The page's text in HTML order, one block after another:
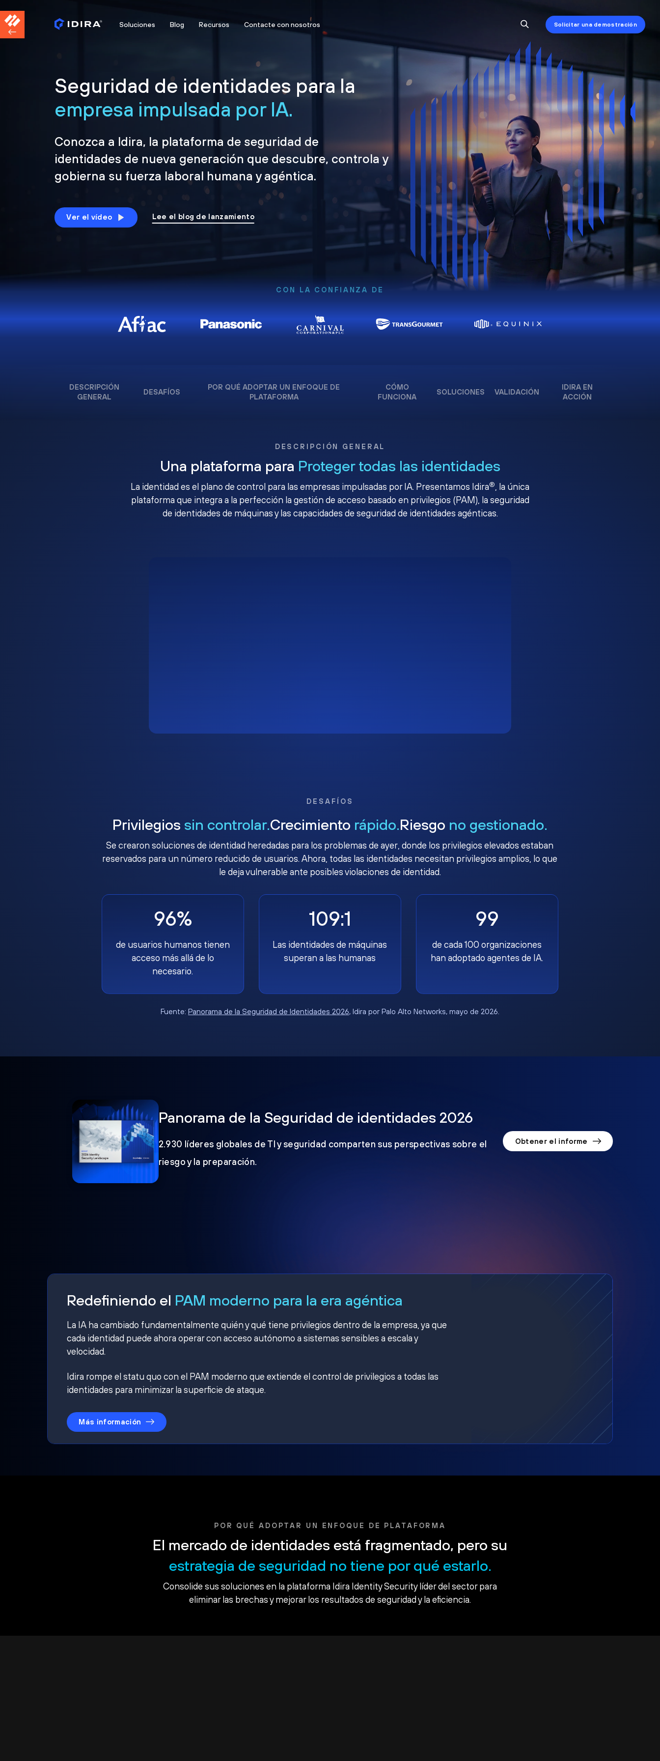
Soluciones Blog Recursos Contacte con nosotros Solicitar una demostración
Seguridad de identidades para la
empresa impulsada por IA.
Conozca a Idira, la plataforma de seguridad de
identidades de nueva generación que descubre, controla y
gobierna su fuerza laboral humana y agéntica.
Ver el vídeo Lee el blog de lanzamiento
CON LA CONFIANZA DE
DESCRIPCIÓN
GENERAL
DESAFÍOS
POR QUÉ ADOPTAR UN ENFOQUE DE
PLATAFORMA
CÓMO
FUNCIONA
SOLUCIONES VALIDACIÓN
IDIRA EN
ACCIÓN
DESCRIPCIÓN GENERAL
Una plataforma para Proteger todas las identidades
La identidad es el plano de control para las empresas impulsadas por IA. Presentamos Idira®, la única
plataforma que integra a la perfección la gestión de acceso basado en privilegios (PAM), la seguridad
de identidades de máquinas y las capacidades de seguridad de identidades agénticas.
DESAFÍOS
Privilegios sin controlar.Crecimiento rápido.Riesgo no gestionado.
Se crearon soluciones de identidad heredadas para los problemas de ayer, donde los privilegios elevados estaban
reservados para un número reducido de usuarios. Ahora, todas las identidades necesitan privilegios amplios, lo que
le deja vulnerable ante posibles violaciones de identidad.
96%
de usuarios humanos tienen
acceso más allá de lo
necesario.
109:1
Las identidades de máquinas
superan a las humanas
99
de cada 100 organizaciones
han adoptado agentes de IA.
Fuente: Panorama de la Seguridad de Identidades 2026, Idira por Palo Alto Networks, mayo de 2026.
Panorama de la Seguridad de identidades 2026
2.930 líderes globales de TI y seguridad comparten sus perspectivas sobre el
riesgo y la preparación.
Obtener el informe
Redefiniendo el PAM moderno para la era agéntica
La IA ha cambiado fundamentalmente quién y qué tiene privilegios dentro de la empresa, ya que
cada identidad puede ahora operar con acceso autónomo a sistemas sensibles a escala y
velocidad.
Idira rompe el statu quo con el PAM moderno que extiende el control de privilegios a todas las
identidades para minimizar la superficie de ataque.
Más información
POR QUÉ ADOPTAR UN ENFOQUE DE PLATAFORMA
El mercado de identidades está fragmentado, pero su
estrategia de seguridad no tiene por qué estarlo.
Consolide sus soluciones en la plataforma Idira Identity Security líder del sector para
eliminar las brechas y mejorar los resultados de seguridad y la eficiencia.